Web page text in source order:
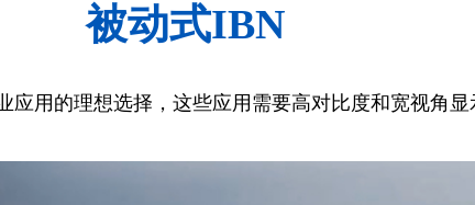
被动式IBN
用的理想选择，这些应用需要高对比度和宽视角显